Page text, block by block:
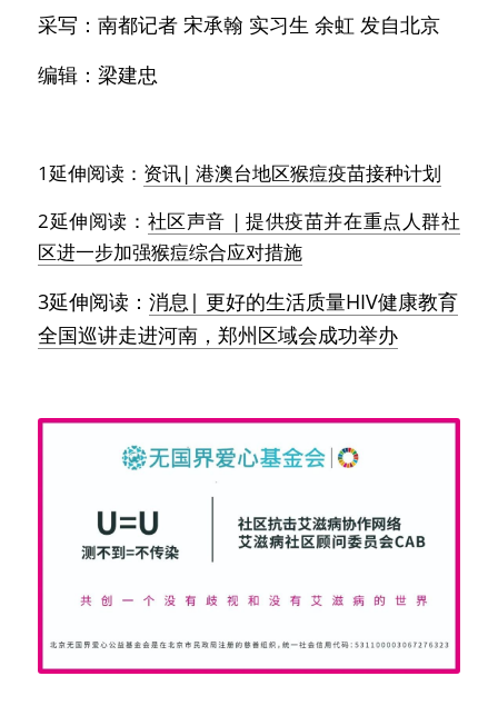
采写：南都记者 宋承翰 实习生 余虹 发自北京
编辑：梁建忠
1延伸阅读： 资讯| 港澳台地区猴痘疫苗接种计划
2延伸阅读： 社区声音 | 提供疫苗并在重点人群社
区进一步加强猴痘综合应对措施
3延伸阅读： 消息| 更好的生活质量HIV健康教育
全国巡讲走进河南，郑州区域会成功举办